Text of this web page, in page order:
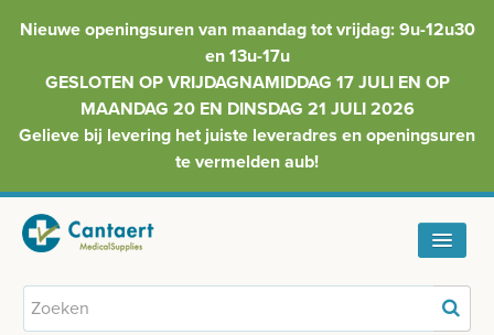
Nieuwe openingsuren van maandag tot vrijdag: 9u-12u30
en 13u-17u
GESLOTEN OP VRIJDAGNAMIDDAG 17 JULI EN OP
MAANDAG 20 EN DINSDAG 21 JULI 2026
Gelieve bij levering het juiste leveradres en openingsuren
te vermelden aub!
HOME